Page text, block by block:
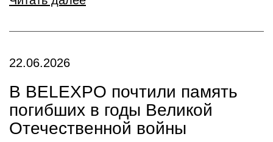
22.06.2026
В BELEXPO почтили память
погибших в годы Великой
Отечественной войны